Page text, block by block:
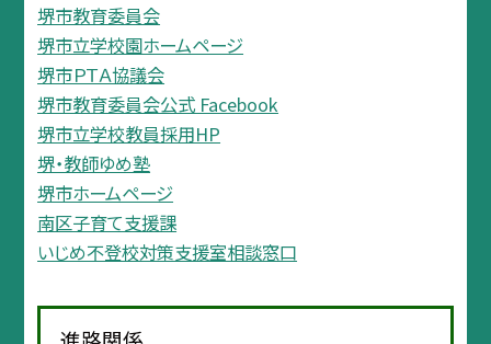
堺市教育委員会
堺市立学校園ホームページ
堺市ＰＴＡ協議会
堺市教育委員会公式 Facebook
堺市立学校教員採用HP
堺・教師ゆめ塾
堺市ホームページ
南区子育て支援課
いじめ不登校対策支援室相談窓口